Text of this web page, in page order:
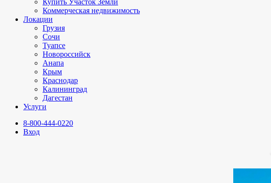
Купить Участок Земли
Коммерческая недвижимость
Локации
Грузия
Сочи
Туапсе
Новороссийск
Анапа
Крым
Краснодар
Калининград
Дагестан
Услуги
8-800-444-0220
Вход